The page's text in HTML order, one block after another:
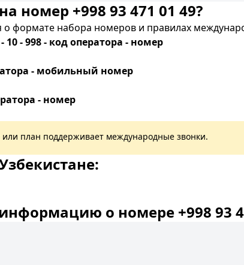
номер +998 93 471 01 49?
формате набора номеров и правилах
- 998 - код оператора - номер
- мобильный номер
- номер
или план поддерживает международные звонки.
о номере +998 93